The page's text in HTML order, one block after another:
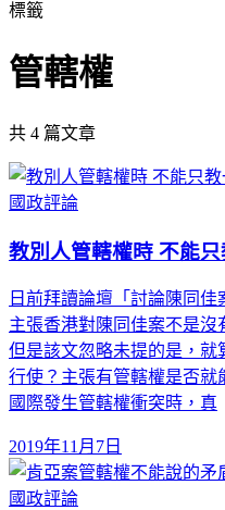
標籤
管轄權
共 4 篇文章
國政評論
教別人管轄權時 不能
日前拜讀論壇「討論陳同
主張香港對陳同佳案不是沒
但是該文忽略未提的是，就
行使？主張有管轄權是否就
國際發生管轄權衝突時，真
2019年11月7日
國政評論